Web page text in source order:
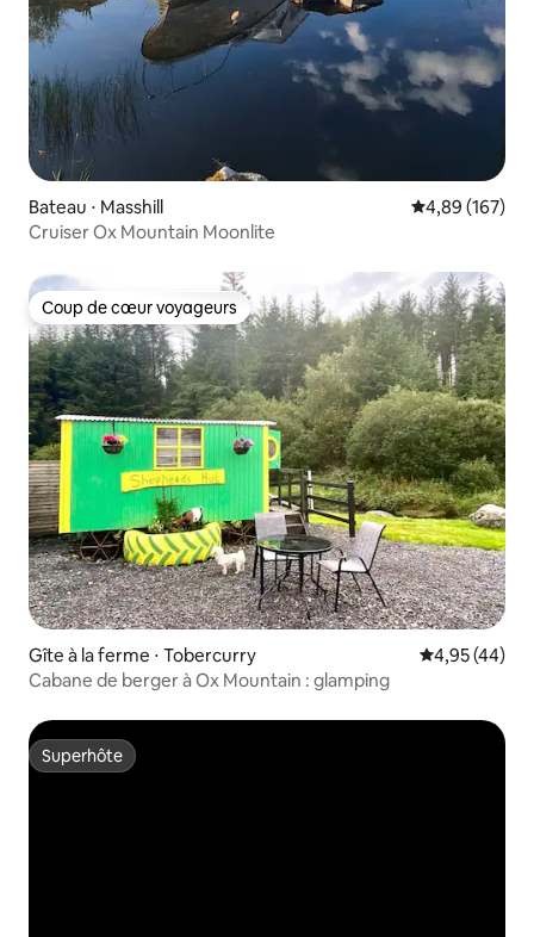
Bateau ⋅ Masshill Évaluation
4,89 (167)
Cruiser Ox Mountain Moonlite
Coup de cœur voyageurs
Coup de cœur voyageurs
Gîte à la ferme ⋅ Tobercurry Évaluation
4,95 (44)
Cabane de berger à Ox Mountain : glamping
Superhôte
Superhôte